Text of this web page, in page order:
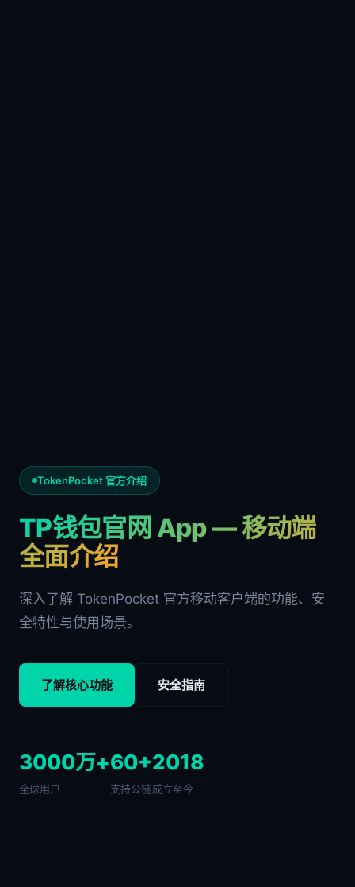
TokenPocket 官方介绍
TP钱包官网 App — 移动端
全面介绍
深入了解 TokenPocket 官方移动客户端的功能、安
全特性与使用场景。
了解核心功能 安全指南
3000万+
全球用户
60+
支持公链
2018
成立至今